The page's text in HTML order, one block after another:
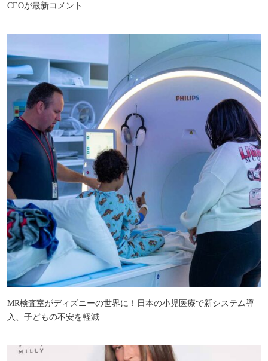
CEOが最新コメント
MR検査室がディズニーの世界に！日本の小児医療で新システム導
入、子どもの不安を軽減